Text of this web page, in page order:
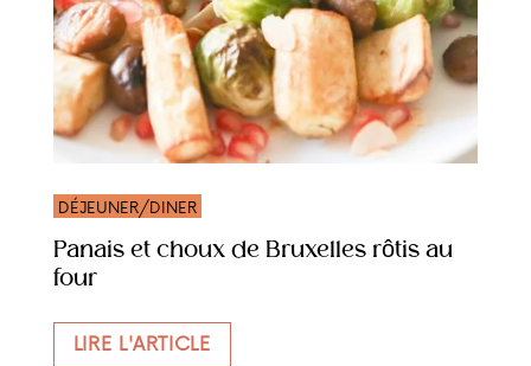
DÉJEUNER/DINER
Panais et choux de Bruxelles rôtis au
four
LIRE L'ARTICLE